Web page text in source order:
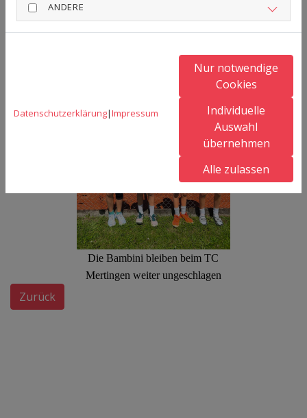
Zurück
Dritter Sieg im dritten Spiel - die
Damen 2 feiern ihre Leistung
Die Bambini bleiben beim TC
Mertingen weiter ungeschlagen
ANDERE
Datenschutzerklärung|Impressum
Nur notwendige
Cookies
Individuelle
Auswahl
übernehmen
Alle zulassen